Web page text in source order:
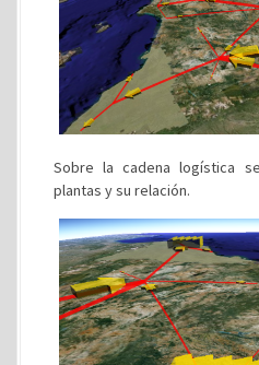
Sobre la cadena logística
plantas y su relación.